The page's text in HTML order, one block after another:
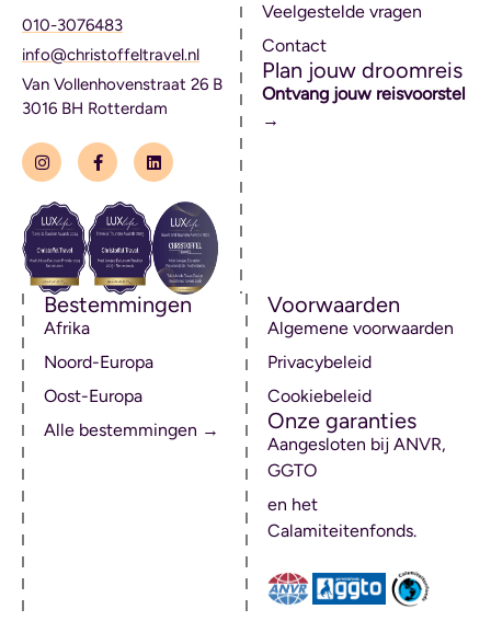
010-3076483
info@christoffeltravel.nl
Van Vollenhovenstraat 26 B
3016 BH Rotterdam
Veelgestelde vragen
Contact
Plan jouw droomreis
Ontvang jouw reisvoorstel
→
Bestemmingen
Afrika
Noord-Europa
Oost-Europa
Alle bestemmingen →
Voorwaarden
Algemene voorwaarden
Privacybeleid
Cookiebeleid
Onze garanties
Aangesloten bij ANVR,
GGTO
en het
Calamiteitenfonds.